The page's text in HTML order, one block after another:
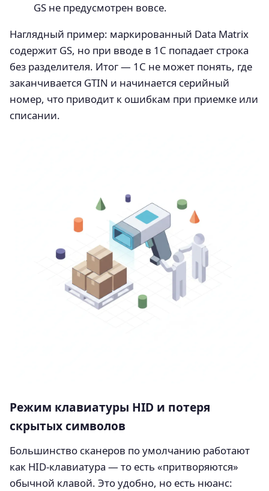
GS не предусмотрен вовсе.
Наглядный пример: маркированный Data Matrix
содержит GS, но при вводе в 1С попадает строка
без разделителя. Итог — 1С не может понять, где
заканчивается GTIN и начинается серийный
номер, что приводит к ошибкам при приемке или
списании.
Режим клавиатуры HID и потеря
скрытых символов
Большинство сканеров по умолчанию работают
как HID-клавиатура — то есть «притворяются»
обычной клавой. Это удобно, но есть нюанс: